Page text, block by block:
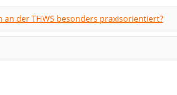
an der THWS besonders praxisorientiert?